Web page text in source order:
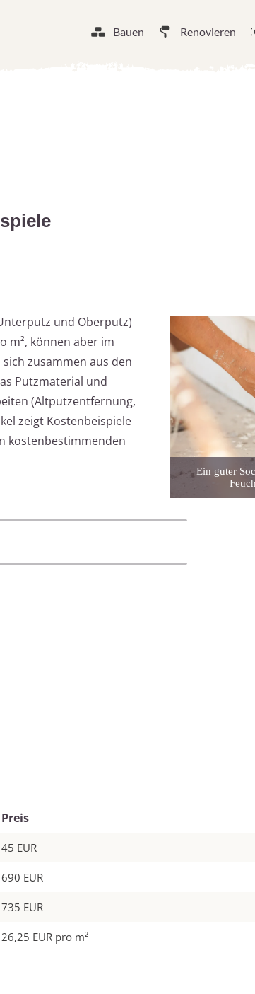
Bauen Renovieren
und Oberputz)
m², können aber im
zusammen aus den
Putzmaterial und
(Altputzentfernung,
zeigt Kostenbeispiele
kostenbestimmenden
Ein guter
Preis
45 EUR
690 EUR
735 EUR
26,25 EUR pro m²